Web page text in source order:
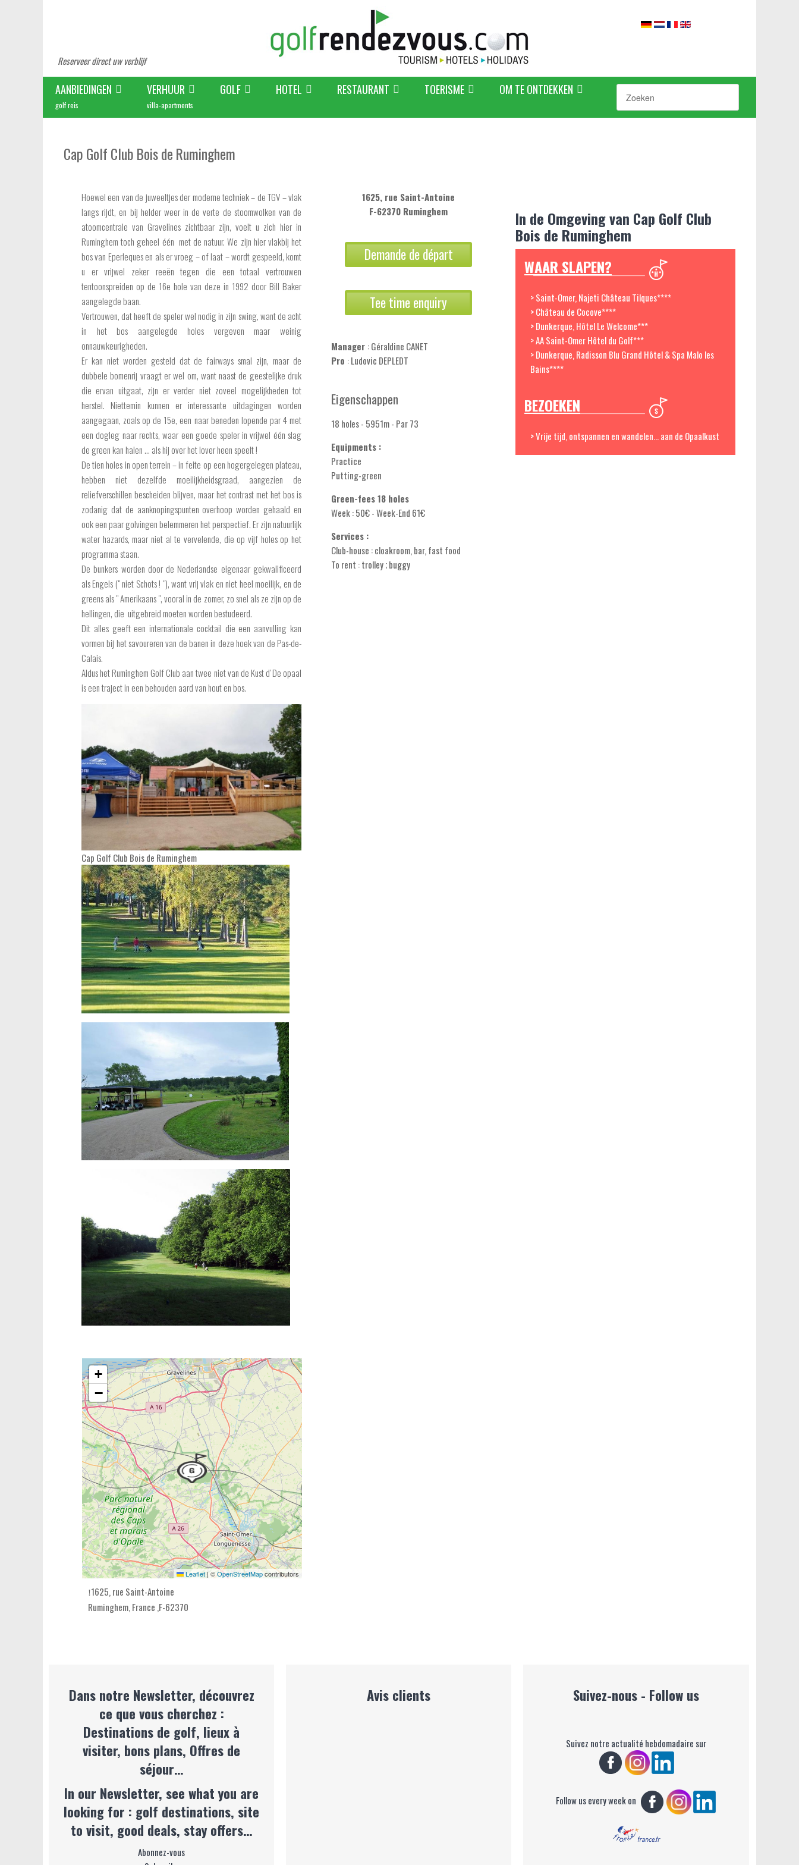
Reserveer direct uw verblijf
AANBIEDINGEN
golf reis
VERHUUR
villa-apartments
GOLF HOTEL RESTAURANT TOERISME OM TE ONTDEKKEN
Cap Golf Club Bois de Ruminghem
Hoewel een van de juweeltjes der moderne techniek – de TGV – vlak
langs rijdt, en bij helder weer in de verte de stoomwolken van de
atoomcentrale van Gravelines zichtbaar zijn, voelt u zich hier in
Ruminghem toch geheel één met de natuur. We zijn hier vlakbij het
bos van Eperleques en als er vroeg – of laat – wordt gespeeld, komt
u er vrijwel zeker reeën tegen die een totaal vertrouwen
tentoonspreiden op de 16e hole van deze in 1992 door Bill Baker
aangelegde baan.
Vertrouwen, dat heeft de speler wel nodig in zijn swing, want de acht
in het bos aangelegde holes vergeven maar weinig
onnauwkeurigheden.
Er kan niet worden gesteld dat de fairways smal zijn, maar de
dubbele bomenrij vraagt er wel om, want naast de geestelijke druk
die ervan uitgaat, zijn er verder niet zoveel mogelijkheden tot
herstel. Niettemin kunnen er interessante uitdagingen worden
aangegaan, zoals op de 15e, een naar beneden lopende par 4 met
een dogleg naar rechts, waar een goede speler in vrijwel één slag
de green kan halen … als hij over het lover heen speelt !
De tien holes in open terrein – in feite op een hogergelegen plateau,
hebben niet dezelfde moeilijkheidsgraad, aangezien de
reliefverschillen bescheiden blijven, maar het contrast met het bos is
zodanig dat de aanknopingspunten overhoop worden gehaald en
ook een paar golvingen belemmeren het perspectief. Er zijn natuurlijk
water hazards, maar niet al te vervelende, die op vijf holes op het
programma staan.
De bunkers worden door de Nederlandse eigenaar gekwalificeerd
als Engels (" niet Schots ! "), want vrij vlak en niet heel moeilijk, en de
greens als " Amerikaans ", vooral in de zomer, zo snel als ze zijn op de
hellingen, die uitgebreid moeten worden bestudeerd.
Dit alles geeft een internationale cocktail die een aanvulling kan
vormen bij het savoureren van de banen in deze hoek van de Pas-de-
Calais.
Aldus het Ruminghem Golf Club aan twee niet van de Kust d' De opaal
is een traject in een behouden aard van hout en bos.
Cap Golf Club Bois de Ruminghem
+
−
Leaflet | ©OpenStreetMapcontributors
1625, rue Saint-Antoine
Ruminghem, France ,F-62370
1625, rue Saint-Antoine
F-62370 Ruminghem
Demande de départ
Tee time enquiry
Manager : Géraldine CANET
Pro : Ludovic DEPLEDT
Eigenschappen
18 holes - 5951m - Par 73
Equipments :
Practice
Putting-green
Green-fees 18 holes
Week : 50€ - Week-End 61€
Services :
Club-house : cloakroom, bar, fast food
To rent : trolley ; buggy
In de Omgeving van Cap Golf Club
Bois de Ruminghem
WAAR SLAPEN?
> Saint-Omer, Najeti Château Tilques****
> Château de Cocove****
> Dunkerque, Hôtel Le Welcome***
> AA Saint-Omer Hôtel du Golf***
> Dunkerque, Radisson Blu Grand Hôtel & Spa Malo les
Bains****
BEZOEKEN
> Vrije tijd, ontspannen en wandelen... aan de Opaalkust
Dans notre Newsletter, découvrez
ce que vous cherchez :
Destinations de golf, lieux à
visiter, bons plans, Offres de
séjour…
In our Newsletter, see what you are
looking for : golf destinations, site
to visit, good deals, stay offers…
Abonnez-vous
Avis clients Suivez-nous - Follow us
Suivez notre actualité hebdomadaire sur
Follow us every week on